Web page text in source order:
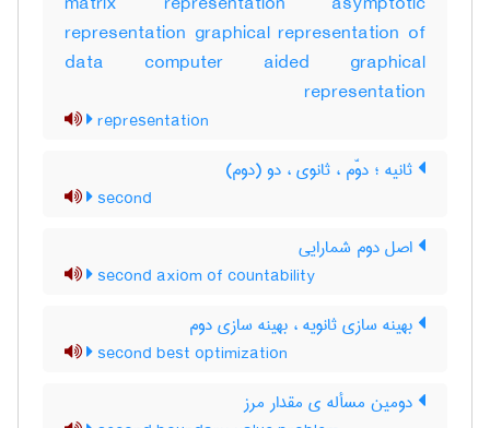
representation graphical representation of
data computer aided graphical
representation
representation
ثانیه ؛ دوّم ، ثانوی ، دو (دوم)
second
اصل دوم شمارایی
second axiom of countability
بهینه سازی ثانویه ، بهینه سازی دوم
second best optimization
دومین مسأله ی مقدار مرز